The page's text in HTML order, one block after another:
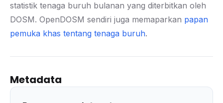
statistik tenaga buruh bulanan yang diterbitkan oleh
DOSM. OpenDOSM sendiri juga memaparkan papan
pemuka khas tentang tenaga buruh.
Metadata